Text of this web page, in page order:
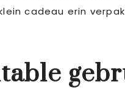
cadeau erin